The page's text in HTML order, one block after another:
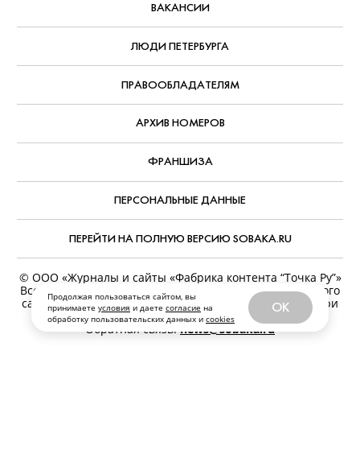
Продолжая пользоваться сайтом, вы
принимаете условия и даете согласие на
обработку пользовательских данных и cookies
OK
ВАКАНСИИ
ЛЮДИ ПЕТЕРБУРГА
ПРАВООБЛАДАТЕЛЯМ
АРХИВ НОМЕРОВ
ФРАНШИЗА
ПЕРСОНАЛЬНЫЕ ДАННЫЕ
ПЕРЕЙТИ НА ПОЛНУЮ ВЕРСИЮ SOBAKA.RU
© ООО «Журналы и сайты «Фабрика контента “Точка Ру”»
Все права защищены. Перепечатка материалов данного
сайта возможна только с письменного разрешения. При
цитировании ссылка на www.sobaka.ru обязательна.
Обратная связь:news@sobaka.ru